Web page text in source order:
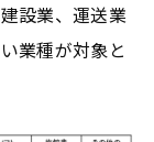
設業、運送業
業種が対象と